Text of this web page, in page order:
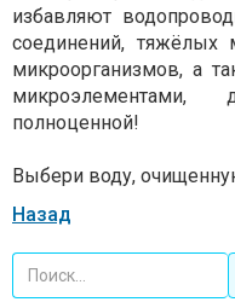
избавляют
соединений, тяжёлых
микроорганизмов, а
микроэлементами,
полноценной!
Выбери воду,
Назад